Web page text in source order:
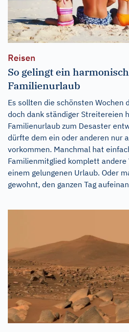
Reisen
So gelingt ein
Familienurlaub
Es sollten die schönsten Wochen
doch dank ständiger Streitereien
Familienurlaub zum Desaster
dürfte dem ein oder anderen nur
vorkommen. Manchmal hat
Familienmitglied komplett andere
einem gelungenen Urlaub. Oder
gewohnt, den ganzen Tag